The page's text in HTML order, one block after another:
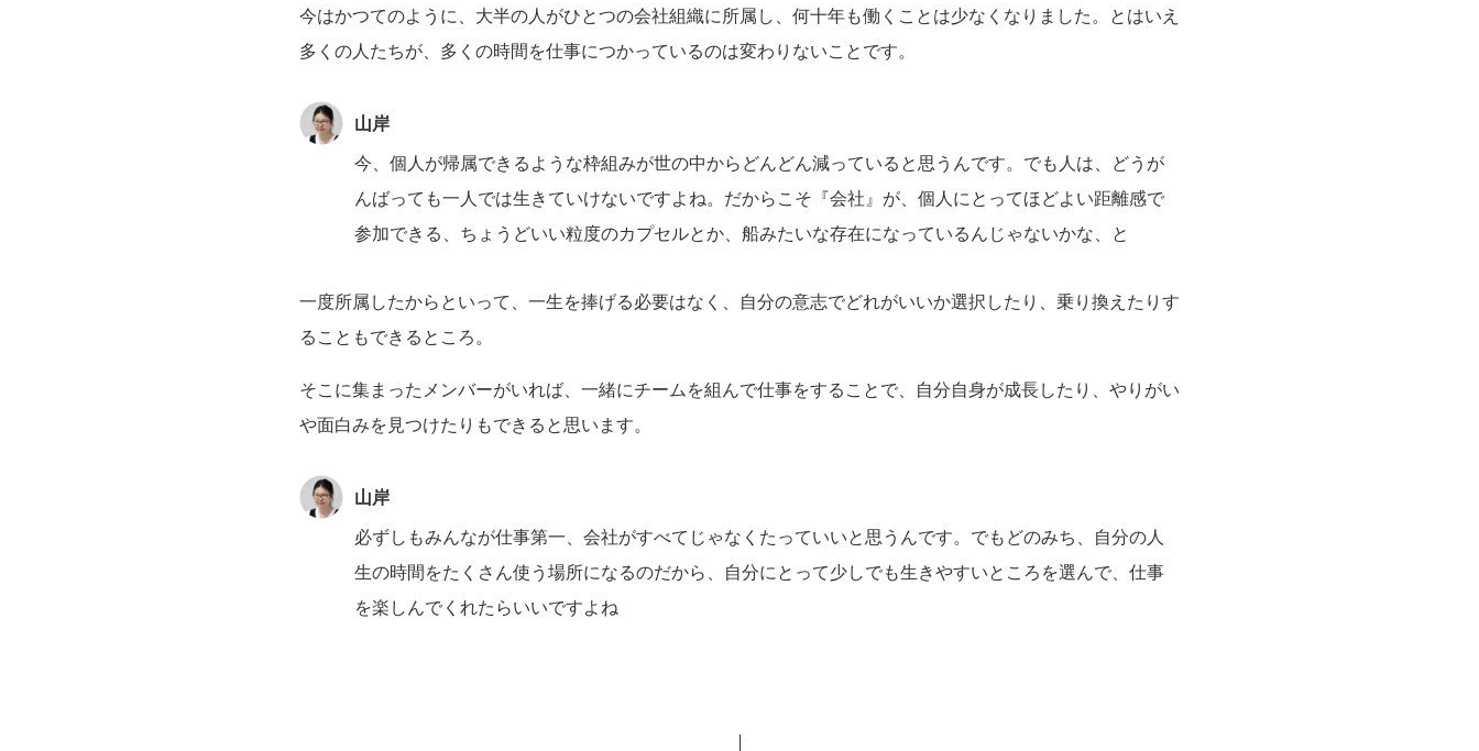
今はかつてのように、大半の人がひとつの会社組織に所属し、何十年も働くことは少なくなりました。とはいえ
多くの人たちが、多くの時間を仕事につかっているのは変わりないことです。
山岸
今、個人が帰属できるような枠組みが世の中からどんどん減っていると思うんです。でも人は、どうが
んばっても一人では生きていけないですよね。だからこそ『会社』が、個人にとってほどよい距離感で
参加できる、ちょうどいい粒度のカプセルとか、船みたいな存在になっているんじゃないかな、と
一度所属したからといって、一生を捧げる必要はなく、自分の意志でどれがいいか選択したり、乗り換えたりす
ることもできるところ。
そこに集まったメンバーがいれば、一緒にチームを組んで仕事をすることで、自分自身が成長したり、やりがい
や面白みを見つけたりもできると思います。
山岸
必ずしもみんなが仕事第一、会社がすべてじゃなくたっていいと思うんです。でもどのみち、自分の人
生の時間をたくさん使う場所になるのだから、自分にとって少しでも生きやすいところを選んで、仕事
を楽しんでくれたらいいですよね